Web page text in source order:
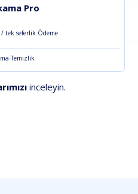
Pro
/ tek seferlik Ödeme
Temizlik
inceleyin.